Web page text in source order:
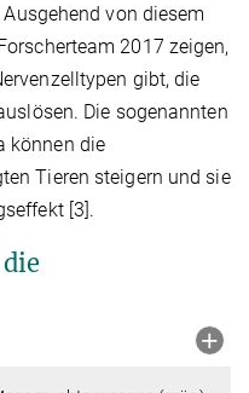
von diesem
2017 zeigen,
gibt, die
Die sogenannten
können die
Tieren steigern und sie
[3].